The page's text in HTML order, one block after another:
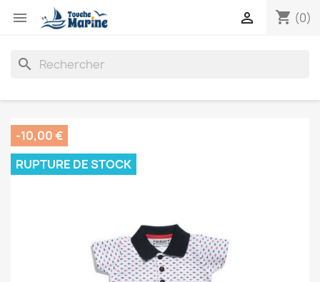
 shopping_cart (0)

search
-10,00 €
RUPTURE DE STOCK